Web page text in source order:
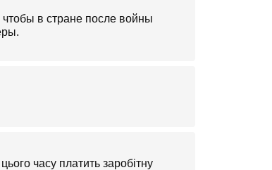
в стране после войны
часу платить заробітну